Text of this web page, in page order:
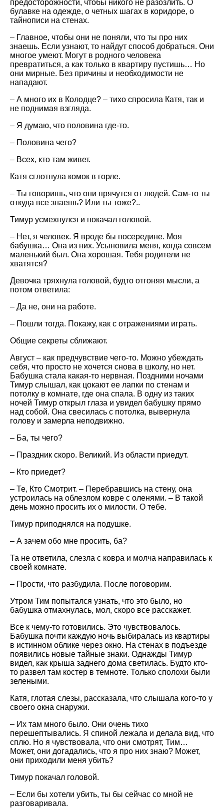
предосторожности, чтобы никого не разозлить. О
булавке на одежде, о четных шагах в коридоре, о
тайнописи на стенах.
– Главное, чтобы они не поняли, что ты про них
знаешь. Если узнают, то найдут способ добраться. Они
многое умеют. Могут в родного человека
превратиться, а как только в квартиру пустишь… Но
они мирные. Без причины и необходимости не
нападают.
– А много их в Колодце? – тихо спросила Катя, так и
не поднимая взгляда.
– Я думаю, что половина где-то.
– Половина чего?
– Всех, кто там живет.
Катя сглотнула комок в горле.
– Ты говоришь, что они прячутся от людей. Сам-то ты
откуда все знаешь? Или ты тоже?..
Тимур усмехнулся и покачал головой.
– Нет, я человек. Я вроде бы посередине. Моя
бабушка… Она из них. Усыновила меня, когда совсем
маленький был. Она хорошая. Тебя родители не
хватятся?
Девочка тряхнула головой, будто отгоняя мысли, а
потом ответила:
– Да не, они на работе.
– Пошли тогда. Покажу, как с отражениями играть.
Общие секреты сближают.
Август – как предчувствие чего-то. Можно убеждать
себя, что просто не хочется снова в школу, но нет.
Бабушка стала какая-то нервная. Поздними ночами
Тимур слышал, как цокают ее лапки по стенам и
потолку в комнате, где она спала. В одну из таких
ночей Тимур открыл глаза и увидел бабушку прямо
над собой. Она свесилась с потолка, вывернула
голову и замерла неподвижно.
– Ба, ты чего?
– Праздник скоро. Великий. Из области приедут.
– Кто приедет?
– Те, Кто Смотрит. – Перебравшись на стену, она
устроилась на облезлом ковре с оленями. – В такой
день можно просить их о милости. О тебе.
Тимур приподнялся на подушке.
– А зачем обо мне просить, ба?
Та не ответила, слезла с ковра и молча направилась к
своей комнате.
– Прости, что разбудила. После поговорим.
Утром Тим попытался узнать, что это было, но
бабушка отмахнулась, мол, скоро все расскажет.
Все к чему-то готовились. Это чувствовалось.
Бабушка почти каждую ночь выбиралась из квартиры
в истинном облике через окно. На стенах в подъезде
появились новые тайные знаки. Однажды Тимур
видел, как крыша заднего дома светилась. Будто кто-
то развел там костер в темноте. Только сполохи были
зелеными.
Катя, глотая слезы, рассказала, что слышала кого-то у
своего окна снаружи.
– Их там много было. Они очень тихо
перешептывались. Я спиной лежала и делала вид, что
сплю. Но я чувствовала, что они смотрят, Тим…
Может, они догадались, что я про них знаю? Может,
они приходили меня убить?
Тимур покачал головой.
– Если бы хотели убить, ты бы сейчас со мной не
разговаривала.